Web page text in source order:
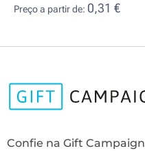
Preço a partir de: 0,31 €
Confie na Gift Campaign